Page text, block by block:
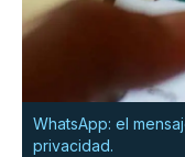
WhatsApp: el
privacidad.